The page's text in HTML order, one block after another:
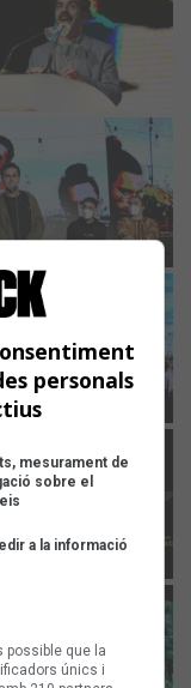
personals
mesurament de
sobre el
a la informació
possible que la
únics i